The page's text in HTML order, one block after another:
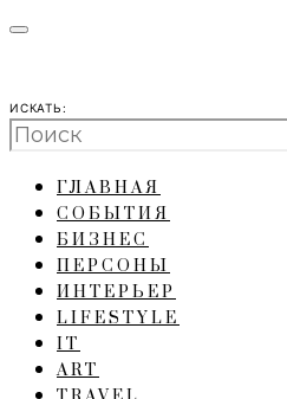
ИСКАТЬ:
ГЛАВНАЯ
СОБЫТИЯ
БИЗНЕС
ПЕРСОНЫ
ИНТЕРЬЕР
LIFESTYLE
IT
ART